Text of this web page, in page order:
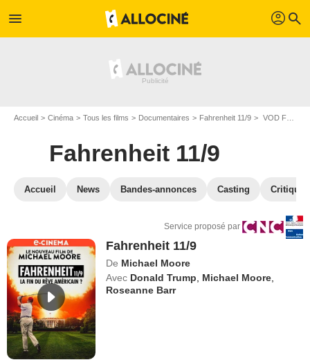
menu profil search
Accueil Cinéma Tous les films Documentaires Fahrenheit 11/9 VOD Fahrenheit 11/9
Fahrenheit 11/9
Accueil News Bandes-annonces Casting
Service proposé par
Fahrenheit 11/9
De Michael Moore
Avec Donald Trump Michael Moore
Roseanne Barr